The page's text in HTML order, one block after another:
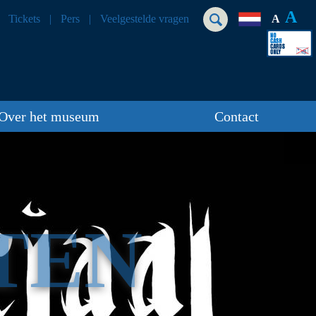
Tickets Pers Veelgestelde vragen A A
het museum Contact